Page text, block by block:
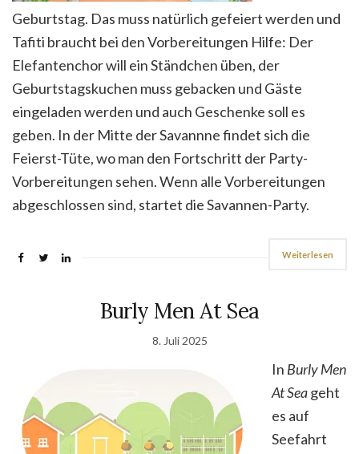
Geburtstag. Das muss natürlich gefeiert werden und
Tafiti braucht bei den Vorbereitungen Hilfe: Der
Elefantenchor will ein Ständchen üben, der
Geburtstagskuchen muss gebacken und Gäste
eingeladen werden und auch Geschenke soll es
geben. In der Mitte der Savannne findet sich die
Feierst-Tüte, wo man den Fortschritt der Party-
Vorbereitungen sehen. Wenn alle Vorbereitungen
abgeschlossen sind, startet die Savannen-Party.
Weiterlesen
Burly Men At Sea
8. Juli 2025
In Burly Men
At Seageht
es auf
Seefahrt